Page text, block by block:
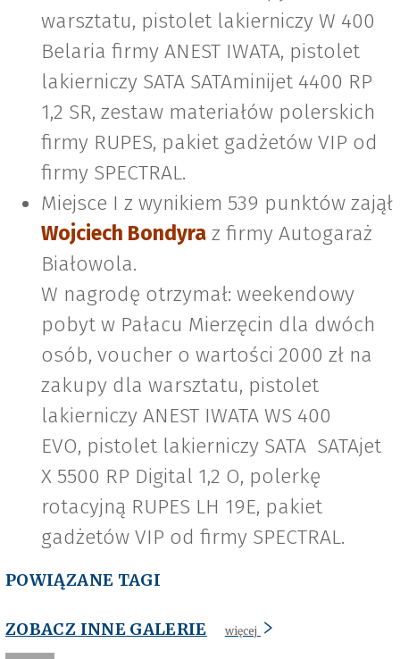
warsztatu, pistolet lakierniczy W 400
Belaria firmy ANEST IWATA, pistolet
lakierniczy SATA SATAminijet 4400 RP
1,2 SR, zestaw materiałów polerskich
firmy RUPES, pakiet gadżetów VIP od
firmy SPECTRAL.
Miejsce I z wynikiem 539 punktów zajął
Wojciech Bondyra z firmy Autogaraż
Białowola.
W nagrodę otrzymał: weekendowy
pobyt w Pałacu Mierzęcin dla dwóch
osób, voucher o wartości 2000 zł na
zakupy dla warsztatu, pistolet
lakierniczy ANEST IWATA WS 400
EVO, pistolet lakierniczy SATA SATAjet
X 5500 RP Digital 1,2 O, polerkę
rotacyjną RUPES LH 19E, pakiet
gadżetów VIP od firmy SPECTRAL.
POWIĄZANE TAGI
ZOBACZ INNE GALERIE więcej